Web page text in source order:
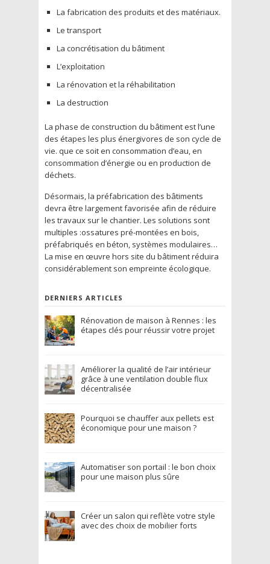
La fabrication des produits et des matériaux.
Le transport
La concrétisation du bâtiment
L’exploitation
La rénovation et la réhabilitation
La destruction
La phase de construction du bâtiment est l’une
des étapes les plus énergivores de son cycle de
vie. que ce soit en consommation d’eau, en
consommation d’énergie ou en production de
déchets.
Désormais, la préfabrication des bâtiments
devra être largement favorisée afin de réduire
les travaux sur le chantier. Les solutions sont
multiples :ossatures pré-montées en bois,
préfabriqués en béton, systèmes modulaires…
La mise en œuvre hors site du bâtiment réduira
considérablement son empreinte écologique.
DERNIERS ARTICLES
Rénovation de maison à Rennes : les
étapes clés pour réussir votre projet
Améliorer la qualité de l’air intérieur
grâce à une ventilation double flux
décentralisée
Pourquoi se chauffer aux pellets est
économique pour une maison ?
Automatiser son portail : le bon choix
pour une maison plus sûre
Créer un salon qui reflète votre style
avec des choix de mobilier forts